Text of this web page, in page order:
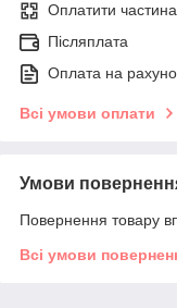
Оплатити
Післяплата
Оплата на
Всі умови оплати
Умови
Повернення товару
Всі умови